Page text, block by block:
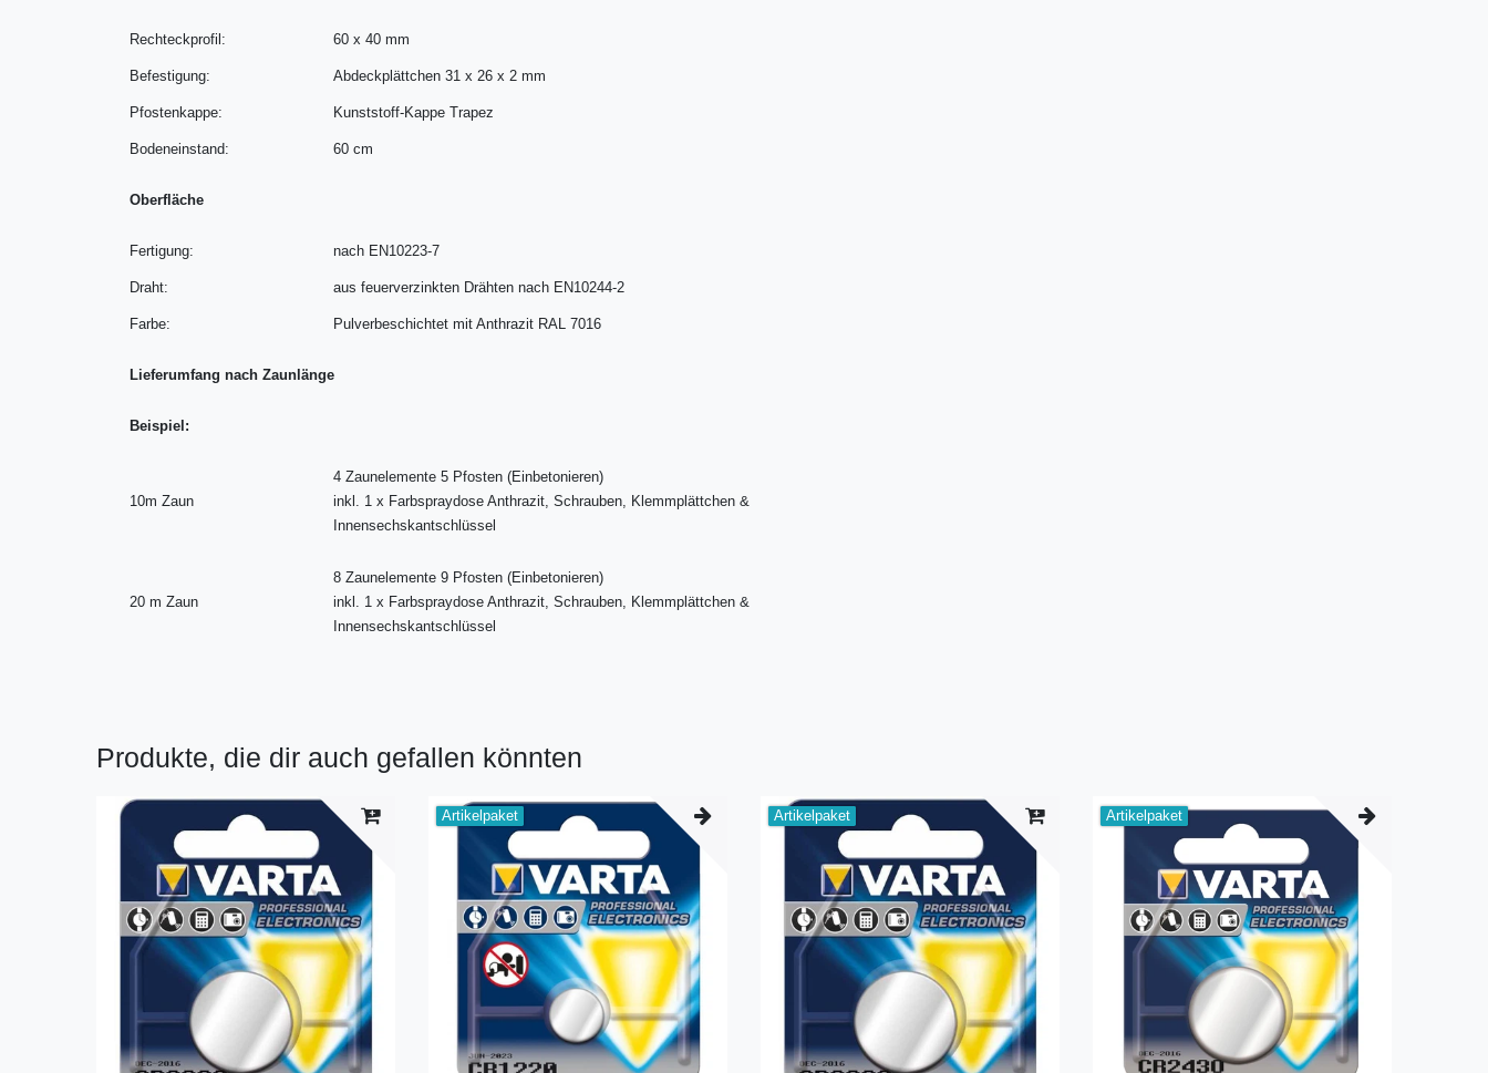
Rechteckprofil:
Befestigung:
Pfostenkappe:
Bodeneinstand:
60 x 40 mm
Abdeckplättchen 31 x 26 x 2 mm
Kunststoff-Kappe Trapez
60 cm
Oberfläche
Fertigung:
Draht:
Farbe:
nach EN10223-7
aus feuerverzinkten Drähten nach EN10244-2
Pulverbeschichtet mit Anthrazit RAL 7016
Lieferumfang nach Zaunlänge
Beispiel:
10m Zaun
4 Zaunelemente 5 Pfosten (Einbetonieren)
inkl. 1 x Farbspraydose Anthrazit, Schrauben, Klemmplättchen &
Innensechskantschlüssel
20 m Zaun
8 Zaunelemente 9 Pfosten (Einbetonieren)
inkl. 1 x Farbspraydose Anthrazit, Schrauben, Klemmplättchen &
Innensechskantschlüssel
Produkte, die dir auch gefallen könnten
Artikelpaket Artikelpaket Artikelpaket